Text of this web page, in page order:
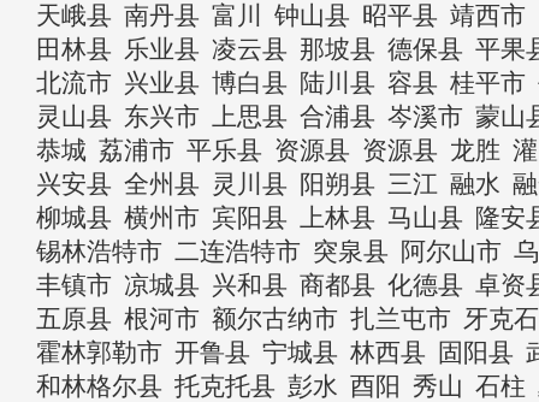
天峨县 南丹县 富川 钟山县 昭平县 靖西市
田林县 乐业县 凌云县 那坡县 德保县 平果
北流市 兴业县 博白县 陆川县 容县 桂平市
灵山县 东兴市 上思县 合浦县 岑溪市 蒙山
恭城 荔浦市 平乐县 资源县 资源县 龙胜
兴安县 全州县 灵川县 阳朔县 三江 融水
柳城县 横州市 宾阳县 上林县 马山县 隆安
锡林浩特市 二连浩特市 突泉县 阿尔山市
丰镇市 凉城县 兴和县 商都县 化德县 卓资
五原县 根河市 额尔古纳市 扎兰屯市 牙克
霍林郭勒市 开鲁县 宁城县 林西县 固阳县
和林格尔县 托克托县 彭水 酉阳 秀山 石柱